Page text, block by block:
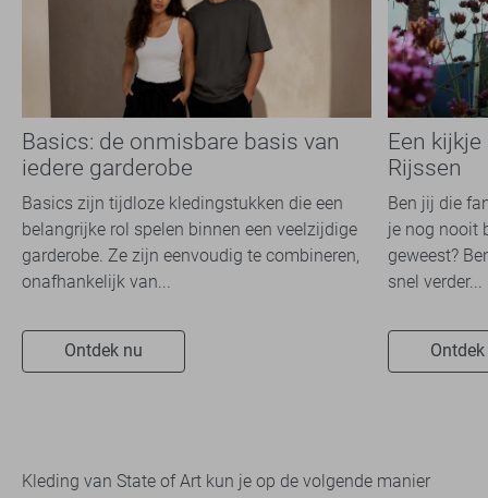
Basics: de onmisbare basis van
iedere garderobe
Basics zijn tijdloze kledingstukken die een
belangrijke rol spelen binnen een veelzijdige
garderobe. Ze zijn eenvoudig te combineren,
onafhankelijk van...
Ontdek nu
Een
Rijssen
Ben jij die
je nog nooit
geweest?
snel verder...
Kleding van State of Art kun je op de volgende manier